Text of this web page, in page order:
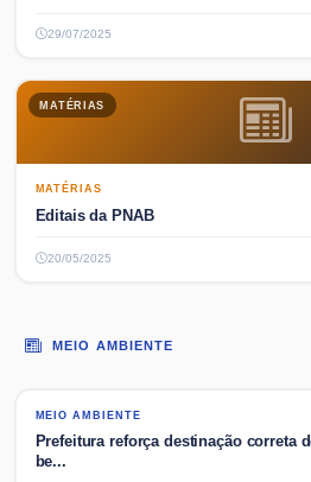
29/07/2025
MATÉRIAS
MATÉRIAS
Editais da PNAB
20/05/2025
MEIO AMBIENTE
MEIO AMBIENTE
MEIO AMBIENTE
Prefeitura reforça destinação correta
be...